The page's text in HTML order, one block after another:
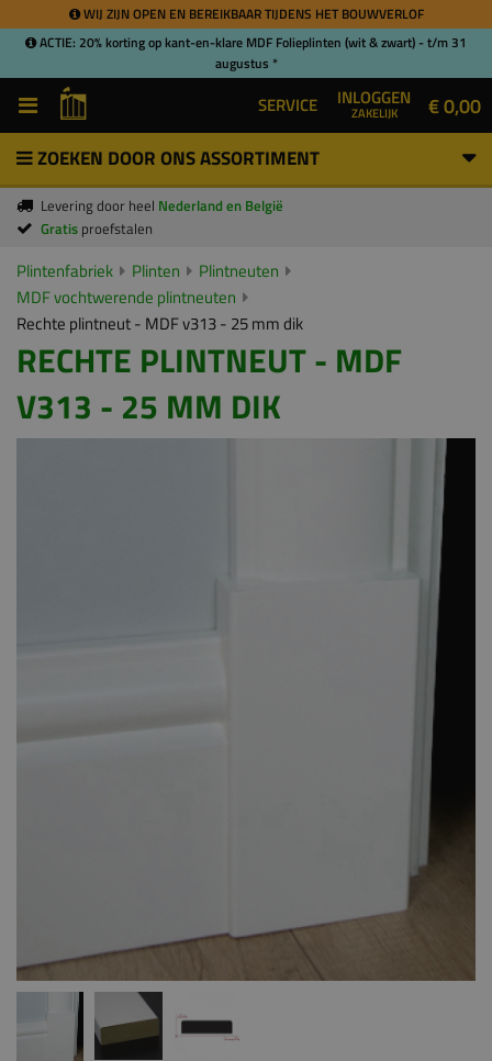
WIJ ZIJN OPEN EN BEREIKBAAR TIJDENS HET BOUWVERLOF
ACTIE: 20% korting op kant-en-klare MDF Folieplinten (wit & zwart) - t/m 31
augustus *
SERVICE INLOGGEN
ZAKELIJK € 0,00
ZOEKEN DOOR ONS ASSORTIMENT
Levering door heel Nederland en België
Gratis proefstalen
Plintenfabriek Plinten
Plintneuten
MDF vochtwerende plintneuten
Rechte plintneut - MDF v313 - 25 mm dik
RECHTE PLINTNEUT - MDF
V313 - 25 MM DIK
Vochtwerend